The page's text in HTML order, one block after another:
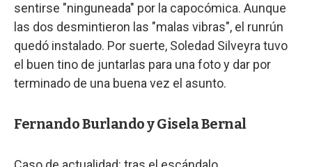
sentirse "ninguneada" por la capocómica. Aunque
las dos desmintieron las "malas vibras", el runrún
quedó instalado. Por suerte, Soledad Silveyra tuvo
el buen tino de juntarlas para una foto y dar por
terminado de una buena vez el asunto.
Fernando Burlando y Gisela Bernal